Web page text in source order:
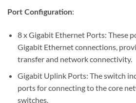
Port Configuration:
8 x Gigabit Ethernet Ports: These
Gigabit Ethernet connections,
transfer and network connectivity.
Gigabit Uplink Ports: The switch
ports for connecting to the core
switches.